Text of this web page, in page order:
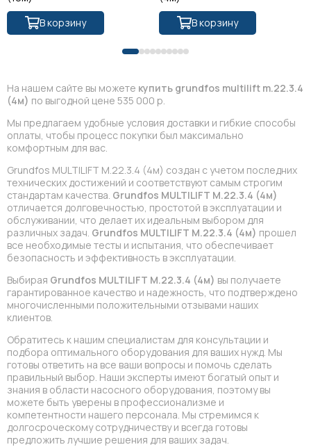
В корзину
В корзину
На нашем сайте вы можете купить grundfos multilift m.22.3.4
(4м) по выгодной цене 535 000 р.
Мы предлагаем удобные условия доставки и гибкие способы
оплаты, чтобы процесс покупки был максимально
комфортным для вас.
Grundfos MULTILIFT M.22.3.4 (4м) создан с учетом последних
технических достижений и соответствуют самым строгим
стандартам качества. Grundfos MULTILIFT M.22.3.4 (4м)
отличается долговечностью, простотой в эксплуатации и
обслуживании, что делает их идеальным выбором для
различных задач. Grundfos MULTILIFT M.22.3.4 (4м) прошел
все необходимые тесты и испытания, что обеспечивает
безопасность и эффективность в эксплуатации.
Выбирая Grundfos MULTILIFT M.22.3.4 (4м) вы получаете
гарантированное качество и надежность, что подтверждено
многочисленными положительными отзывами наших
клиентов.
Обратитесь к нашим специалистам для консультации и
подбора оптимального оборудования для ваших нужд. Мы
готовы ответить на все ваши вопросы и помочь сделать
правильный выбор. Наши эксперты имеют богатый опыт и
знания в области насосного оборудования, поэтому вы
можете быть уверены в профессионализме и
компетентности нашего персонала. Мы стремимся к
долгосроческому сотрудничеству и всегда готовы
предложить лучшие решения для ваших задач.